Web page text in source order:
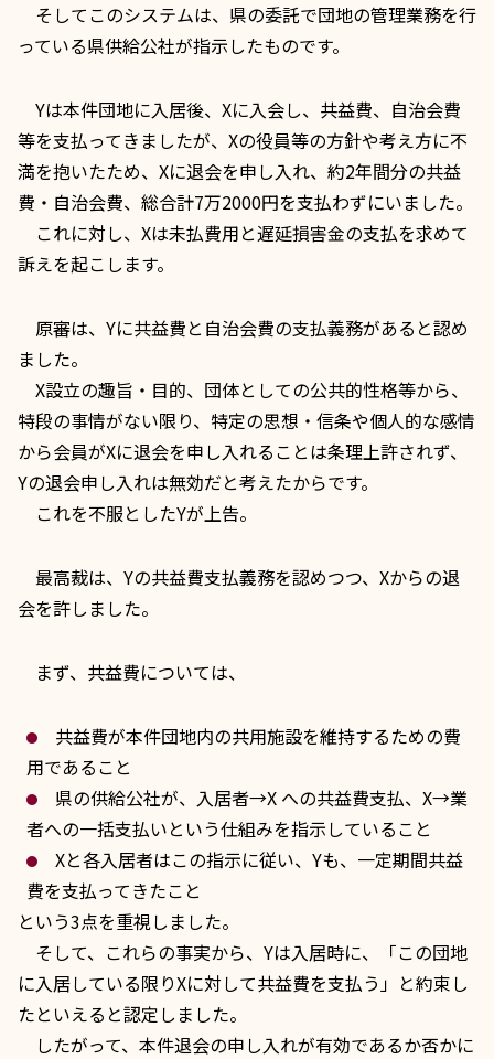
そしてこのシステムは、県の委託で団地の管理業務を行
っている県供給公社が指示したものです。
Yは本件団地に入居後、Xに入会し、共益費、自治会費
等を支払ってきましたが、Xの役員等の方針や考え方に不
満を抱いたため、Xに退会を申し入れ、約2年間分の共益
費・自治会費、総合計7万2000円を支払わずにいました。
これに対し、Xは未払費用と遅延損害金の支払を求めて
訴えを起こします。
原審は、Yに共益費と自治会費の支払義務があると認め
ました。
X設立の趣旨・目的、団体としての公共的性格等から、
特段の事情がない限り、特定の思想・信条や個人的な感情
から会員がXに退会を申し入れることは条理上許されず、
Yの退会申し入れは無効だと考えたからです。
これを不服としたYが上告。
最高裁は、Yの共益費支払義務を認めつつ、Xからの退
会を許しました。
まず、共益費については、
共益費が本件団地内の共用施設を維持するための費
用であること
県の供給公社が、入居者→X への共益費支払、X→業
者への一括支払いという仕組みを指示していること
Xと各入居者はこの指示に従い、Yも、一定期間共益
費を支払ってきたこと
という3点を重視しました。
そして、これらの事実から、Yは入居時に、「この団地
に入居している限りXに対して共益費を支払う」と約束し
たといえると認定しました。
したがって、本件退会の申し入れが有効であるか否かに